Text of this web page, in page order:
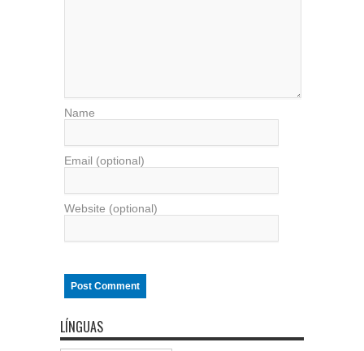
Name
Email (optional)
Website (optional)
LÍNGUAS